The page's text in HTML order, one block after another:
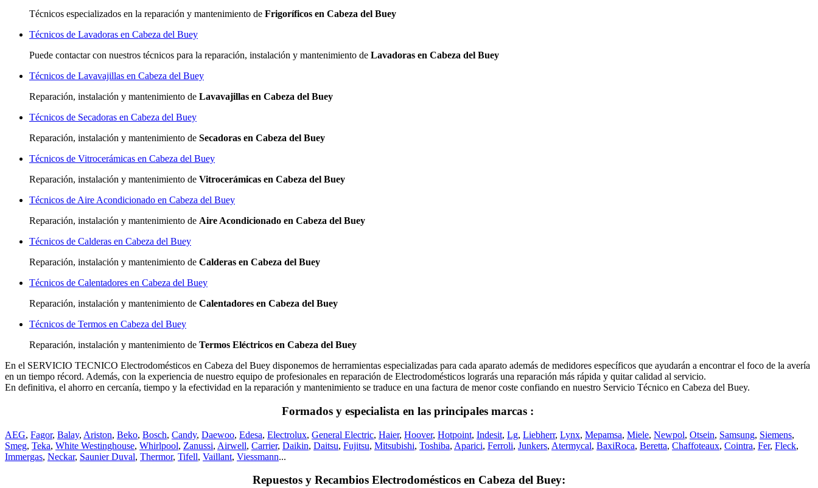
Técnicos especializados en la reparación y mantenimiento de Frigoríficos en Cabeza del Buey
Técnicos de Lavadoras en Cabeza del Buey
Puede contactar con nuestros técnicos para la reparación, instalación y mantenimiento de Lavadoras en Cabeza del Buey
Técnicos de Lavavajillas en Cabeza del Buey
Reparación, instalación y mantenimiento de Lavavajillas en Cabeza del Buey
Técnicos de Secadoras en Cabeza del Buey
Reparación, instalación y mantenimiento de Secadoras en Cabeza del Buey
Técnicos de Vitrocerámicas en Cabeza del Buey
Reparación, instalación y mantenimiento de Vitrocerámicas en Cabeza del Buey
Técnicos de Aire Acondicionado en Cabeza del Buey
Reparación, instalación y mantenimiento de Aire Acondicionado en Cabeza del Buey
Técnicos de Calderas en Cabeza del Buey
Reparación, instalación y mantenimiento de Calderas en Cabeza del Buey
Técnicos de Calentadores en Cabeza del Buey
Reparación, instalación y mantenimiento de Calentadores en Cabeza del Buey
Técnicos de Termos en Cabeza del Buey
Reparación, instalación y mantenimiento de Termos Eléctricos en Cabeza del Buey
En el SERVICIO TECNICO Electrodomésticos en Cabeza del Buey disponemos de herramientas especializadas para cada aparato además de medidores específicos que ayudarán a encontrar el foco de la avería
en un tiempo récord. Además, con la experiencia de nuestro equipo de profesionales en reparación de Electrodomésticos lograrás una reparación más rápida y quitar calidad al servicio.
En definitiva, el ahorro en cercanía, tiempo y la efectividad en la reparación y mantenimiento se traduce en una factura de menor coste confiando en nuestro Servicio Técnico en Cabeza del Buey.
Formados y especialista en las principales marcas :
AEG, Fagor, Balay, Ariston, Beko, Bosch, Candy, Daewoo, Edesa, Electrolux, General Electric, Haier, Hoover, Hotpoint, Indesit, Lg, Liebherr, Lynx, Mepamsa, Miele, Newpol, Otsein, Samsung, Siemens,
Smeg, Teka, White Westinghouse, Whirlpool, Zanussi, Airwell, Carrier, Daikin, Daitsu, Fujitsu, Mitsubishi, Toshiba, Aparici, Ferroli, Junkers, Atermycal, BaxiRoca, Beretta, Chaffoteaux, Cointra, Fer, Fleck,
Immergas, Neckar, Saunier Duval, Thermor, Tifell, Vaillant, Viessmann...
Repuestos y Recambios Electrodomésticos en Cabeza del Buey: